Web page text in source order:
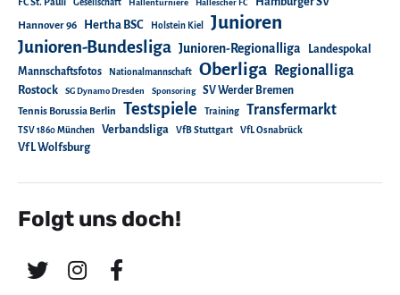
Gesellschaft Hallenturniere Hallescher FC
Hannover 96 Hertha BSC Holstein Kiel Junioren
Junioren-Bundesliga Junioren-Regionalliga
Landespokal
Mannschaftsfotos
Nationalmannschaft Oberliga Regionalliga
Rostock SG Dynamo Dresden Sponsoring SV Werder Bremen
Tennis Borussia Berlin Testspiele Training Transfermarkt
TSV 1860 München Verbandsliga VfB Stuttgart VfL Osnabrück
VfL Wolfsburg
Folgt uns doch!